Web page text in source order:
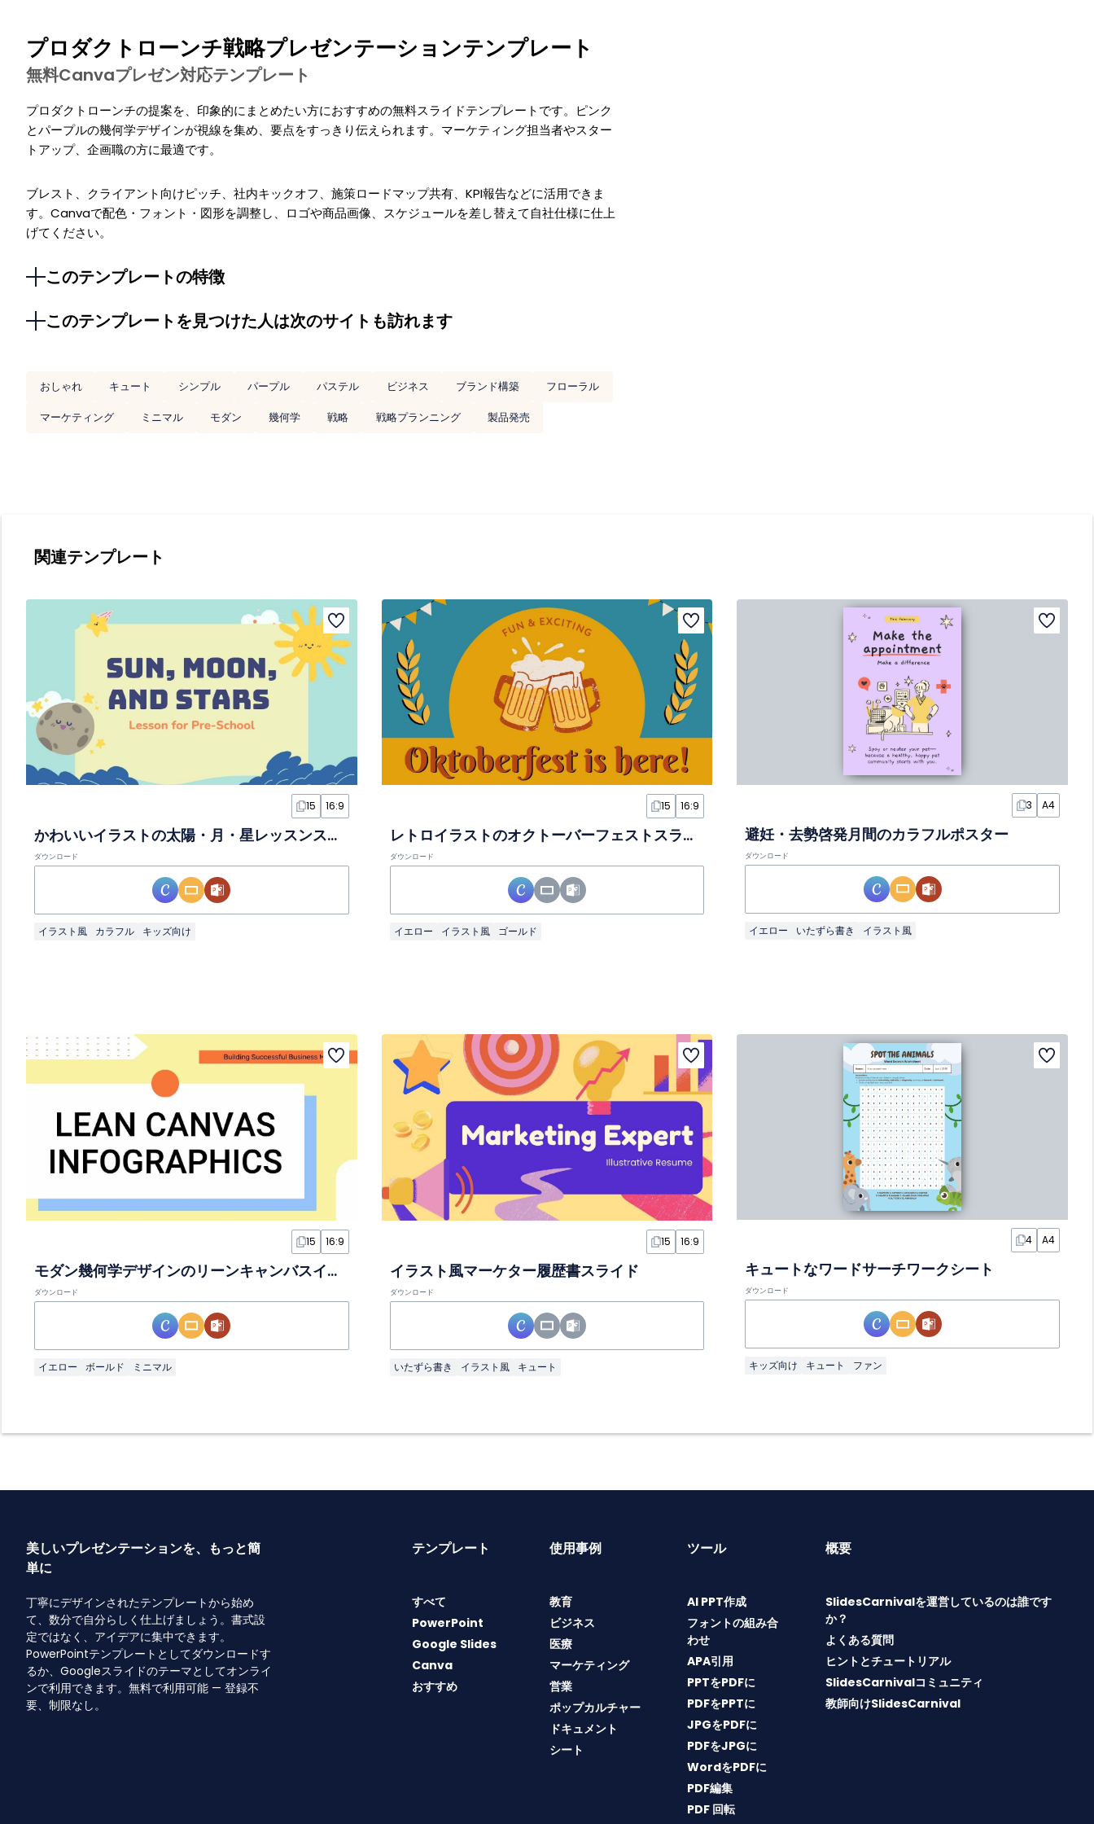
プロダクトローンチ戦略プレゼンテーションテンプレート
無料Canvaプレゼン対応テンプレート
プロダクトローンチの提案を、印象的にまとめたい方におすすめの無料スライドテンプレートです。ピンク
とパープルの幾何学デザインが視線を集め、要点をすっきり伝えられます。マーケティング担当者やスター
トアップ、企画職の方に最適です。
ブレスト、クライアント向けピッチ、社内キックオフ、施策ロードマップ共有、KPI報告などに活用できま
す。Canvaで配色・フォント・図形を調整し、ロゴや商品画像、スケジュールを差し替えて自社仕様に仕上
げてください。
このテンプレートの特徴
このテンプレートを見つけた人は次のサイトも訪れます
おしゃれ キュート シンプル パープル パステル ビジネス ブランド構築
フローラル
マーケティング
ミニマル モダン 幾何学 戦略 戦略プランニング 製品発売
関連テンプレート
15 16:9
かわいいイラストの太陽・月・星レッスンスライド（未就学児向け）
ダウンロード
イラスト風 カラフル キッズ向け
15 16:9
レトロイラストのオクトーバーフェストスライド
ダウンロード
イエロー イラスト風 ゴールド
3 A4
避妊・去勢啓発月間のカラフルポスター
ダウンロード
イエロー いたずら書き イラスト風
15 16:9
モダン幾何学デザインのリーンキャンバスインフォグラフィック
ダウンロード
イエロー ボールド ミニマル
15 16:9
イラスト風マーケター履歴書スライド
ダウンロード
いたずら書き イラスト風 キュート
4 A4
キュートなワードサーチワークシート
ダウンロード
キッズ向け キュート ファン
美しいプレゼンテーションを、もっと簡
単に
丁寧にデザインされたテンプレートから始め
て、数分で自分らしく仕上げましょう。書式設
定ではなく、アイデアに集中できます。
PowerPointテンプレートとしてダウンロードす
るか、Googleスライドのテーマとしてオンライ
ンで利用できます。無料で利用可能 — 登録不
要、制限なし。
テンプレート
すべて
PowerPoint
Google Slides
Canva
おすすめ
使用事例
教育
ビジネス
医療
マーケティング
営業
ポップカルチャー
ドキュメント
シート
ツール
AI PPT作成
フォントの組み合
わせ
APA引用
PPTをPDFに
PDFをPPTに
JPGをPDFに
PDFをJPGに
WordをPDFに
PDF編集
PDF 回転
概要
SlidesCarnivalを運営しているのは誰です
か？
よくある質問
ヒントとチュートリアル
SlidesCarnivalコミュニティ
教師向けSlidesCarnival